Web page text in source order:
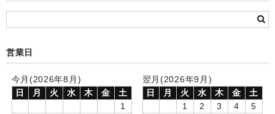
卒園DVDアルバム
卒業記念品
営業日
今月(2026年8月)
日
月 火 水 木 金
土
1
翌月(2026年9月)
日
月 火 水 木 金
土
1
2 3 4
5